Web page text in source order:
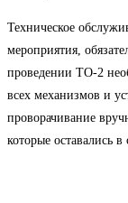
Техническое
мероприятия,
проведении ТО-2
всех механизмов и
проворачивание
которые оставались